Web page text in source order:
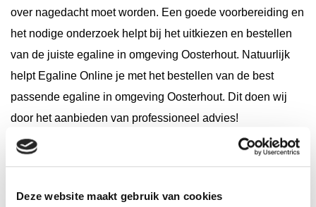
Deze website maakt gebruik van cookies
over nagedacht moet worden. Een goede voorbereiding en
het nodige onderzoek helpt bij het uitkiezen en bestellen
van de juiste egaline in omgeving Oosterhout. Natuurlijk
helpt Egaline Online je met het bestellen van de best
passende egaline in omgeving Oosterhout. Dit doen wij
door het aanbieden van professioneel advies!
Om je alvast op weg te helpen vind je hieronder een greep
best mogelijke eindresultaat te behalen: